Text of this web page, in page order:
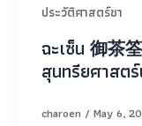
ประวัติศาสตร์ชา
ฉะเซ็น 御茶
สุนทรียศาสต
charoen / May 6,